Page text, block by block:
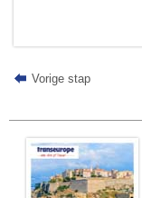
Vorige stap